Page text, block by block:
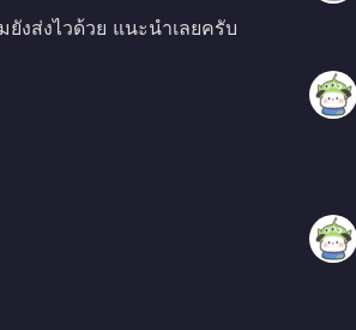
งส่งไวด้วย แนะนำเลยครับ